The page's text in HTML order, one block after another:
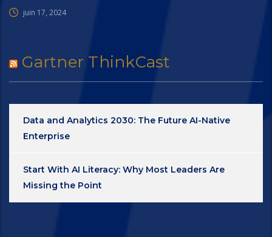
juin 17, 2024
Gartner ThinkCast
Data and Analytics 2030: The Future AI-Native
Enterprise
Start With AI Literacy: Why Most Leaders Are
Missing the Point